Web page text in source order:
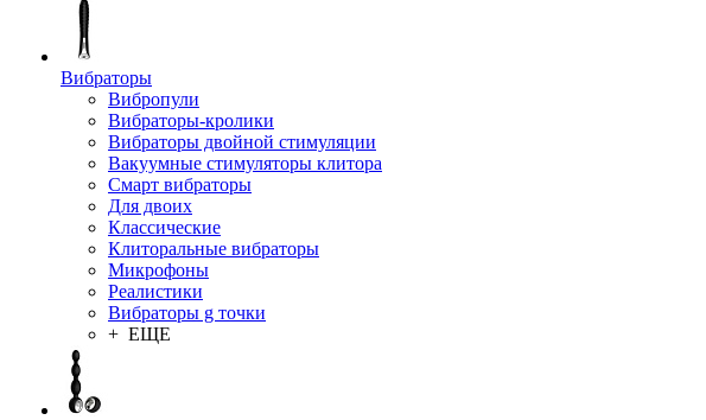
Вибраторы
Вибропули
Вибраторы-кролики
Вибраторы двойной стимуляции
Вакуумные стимуляторы клитора
Смарт вибраторы
Для двоих
Классические
Клиторальные вибраторы
Микрофоны
Реалистики
Вибраторы g точки
+ ЕЩЕ